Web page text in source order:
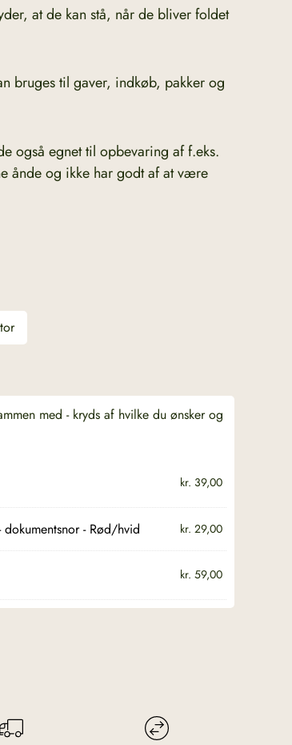
at de kan stå, når de bliver foldet
bruges til gaver, indkøb, pakker og
også egnet til opbevaring af f.eks.
ånde og ikke har godt af at være
med - kryds af hvilke du ønsker og
kr. 39,00
dokumentsnor - Rød/hvid kr. 29,00
kr. 59,00